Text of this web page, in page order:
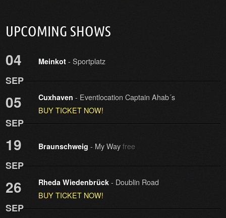
UPCOMING SHOWS
04
SEP
Meinkot - Sportplatz
05
SEP
Cuxhaven - Eventlocation Captain Ahab´s
BUY TICKET NOW!
19
SEP
Braunschweig - My Wayfree
26
SEP
Rheda Wiedenbrück - Doublin Road
BUY TICKET NOW!